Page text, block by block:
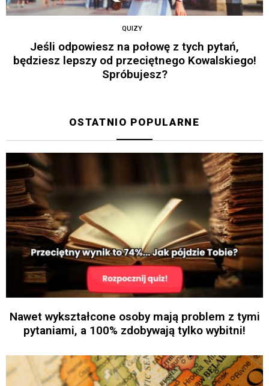
QUIZY
Jeśli odpowiesz na połowę z tych pytań,
będziesz lepszy od przeciętnego Kowalskiego!
Spróbujesz?
OSTATNIO POPULARNE
Nawet wykształcone osoby mają problem z tymi
pytaniami, a 100% zdobywają tylko wybitni!